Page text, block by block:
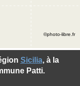
Sicilia, à la
Patti.
©photo-libre.fr